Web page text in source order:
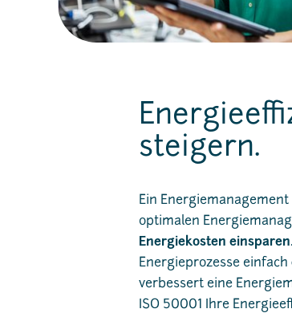
steigern.
Ein
optimalen
Energiekosten einsparen
Energieprozesse einfach
verbessert eine
ISO 50001 Ihre